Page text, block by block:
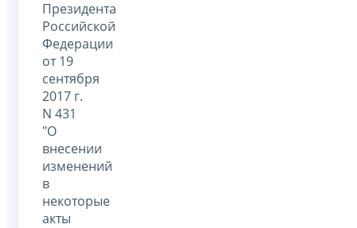
Президента
Российской
Федерации
от 19
сентября
2017 г.
N 431
"О
внесении
изменений
в
некоторые
акты